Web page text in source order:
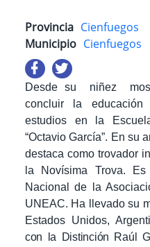
Provincia Cienfuegos
Municipio Cienfuegos
Desde su niñez
concluir la educación
estudios en la
“Octavio García”. En su
destaca como trovador
la Novísima Trova.
Nacional de la
UNEAC. Ha llevado su
Estados Unidos,
con la Distinción Raúl